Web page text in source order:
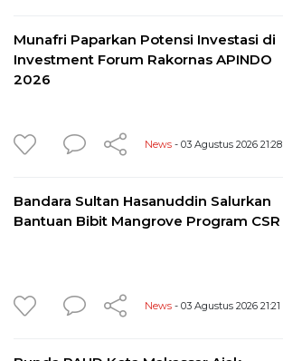
Munafri Paparkan Potensi Investasi di
Investment Forum Rakornas APINDO
2026
News - 03 Agustus 2026 21:28
Bandara Sultan Hasanuddin Salurkan
Bantuan Bibit Mangrove Program CSR
News - 03 Agustus 2026 21:21